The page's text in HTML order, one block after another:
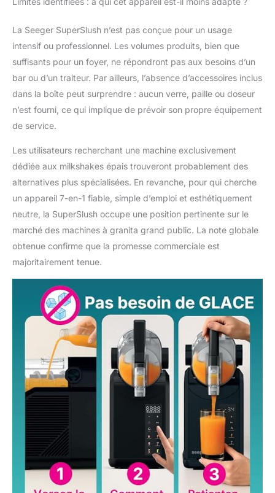
La Seeger SuperSlush n’est pas conçue pour un usage
intensif ou professionnel. Les volumes produits, bien que
suffisants pour un foyer, ne répondront pas aux besoins d’un
bar ou d’un traiteur. Par ailleurs, l’absence d’accessoires inclus
dans la boîte peut surprendre : aucun verre, paille ou doseur
n’est fourni, ce qui implique de prévoir son propre équipement
de service.
Les utilisateurs recherchant une machine exclusivement
dédiée aux milkshakes épais trouveront probablement des
alternatives plus spécialisées. En revanche, pour qui cherche
un appareil 7-en-1 fiable, simple d’emploi et esthétiquement
neutre, la SuperSlush occupe une position pertinente sur le
marché des machines à granita grand public. La note globale
obtenue confirme que la promesse commerciale est
majoritairement tenue.